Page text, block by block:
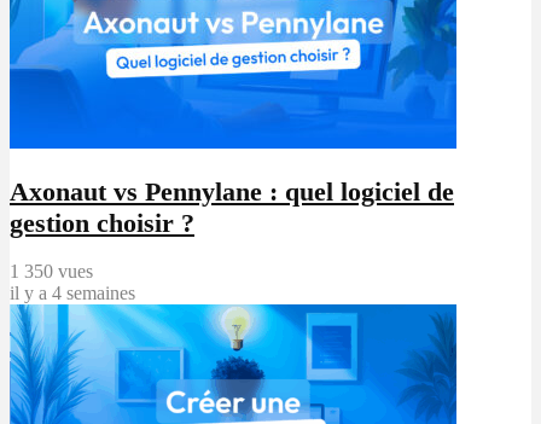
Axonaut vs Pennylane : quel logiciel de
gestion choisir ?
1 350 vues
il y a 4 semaines